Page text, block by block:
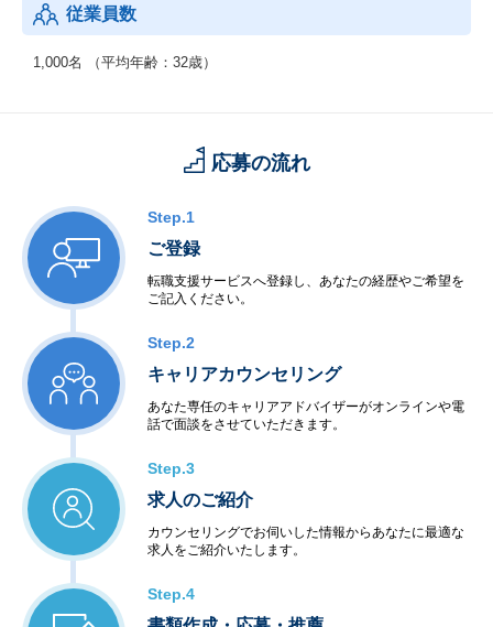
従業員数
1,000名 （平均年齢：32歳）
応募の流れ
Step.1
ご登録
転職支援サービスへ登録し、あなたの経歴やご希望を
ご記入ください。
Step.2
キャリアカウンセリング
あなた専任のキャリアアドバイザーがオンラインや電
話で面談をさせていただきます。
Step.3
求人のご紹介
カウンセリングでお伺いした情報からあなたに最適な
求人をご紹介いたします。
Step.4